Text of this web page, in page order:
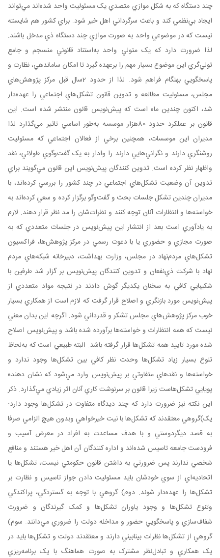
چند دستگاه که به شکل موازي متصدي يک مسئوليت واحد شده‌اند مي‌تواند
ايجاد بي‌نظمي کند و باعث سرگرداني اهل خير شود. براي کشور هم شايسته
نيست که در موضوعي واحد به صورت موازي چند دستگاه ذي مدخل باشند.
لذا ضرورت دارد که يک متولي واحد به‌استناد قانوني منسجم و جامع
تولي‌گري اين موضوع بسيار مهم را برعهده گيرد تا امکان ساماندهي، نظارت و
پاسخگويي بهنگام فراهم شود. لذا از حدود 2سال قبل مرکز پژوهش‌هاي
مجلس، مسئوليت مطالعه و تدوين قانون تشکل‌هاي اجتماعي را عهده‌دار
شد، اکنون چندين ماه است که پيش‌نويس قانون منتشر شده است. اين
قانون بر عملکرد حدود 80هزار موسسه به‌طور اساسي تاثير مي‌گذارد لذا
مديران اين موسسات، همچنين برخي از فعالان اجتماعي که مسئوليت
روشنگري دارند و نگراني‌هايي دارند را وادار به يک گفت‌وگوي طولاني، نقد
واظهار نظر کرده است. تدوين کنندگان پيش‌نويس اين قانون مي‌گويند براي
تدوين آن وضعيت تشکل‌هاي اجتماعي در چند کشور را بررسي کرده‌اند، با
مديران چندين تشکل جلسات بحث و گفت‌وگو برگزار کرده و سعي کرده‌اند به
خواسته‌ها و انتظارات آنان توجه کنند و نظرات‌شان را مد نظر قرار دهند. لازم
به يادآوري است بعد از انتشار اين پيش‌نويس در جلسات متعددي که به
صورت مجازي و حضوري يا با دعوت رسمي در مرکز پژوهش‌ها، فراکسيون
تشکل‌هاي مردم‌نهاد در مجلس، وزارت بهداشت، دبيرخانه شبکه‌هاي مردم
نهاد با شرکت ذي‌نفعان و تدوين کنندگان پيش‌نويس بر گزار شد طرفين با
شکيبايي کافي به سخنان يکديگر گوش دادند در نتيجه مواد متعددي از
پيش‌نويس مورد بازنگري و ا‌صلاح قرار گرفت که لازم است از همکاري بسيار
خوب مرکز پژوهش‌هاي مجلس تشکر و قدرداني شود. اگرچه اين بدان معني
نيست که همه انتظارات و خواسته‌ها برآورده شده باشد و پيش‌نويس اصلاح
شده مورد تاييد همه تشکل‌ها قرار گرفته باشد. البته طبيعي است که به‌لحاظ
تنوع بسيار زياد تشکل‌ها وحدت نظر کافي بين تشکل‌ها وجود ندارد و
خواسته‌ها و نقدهاي متفاوتي بر ‌پيش‌نويس وارد مي‌شود که نشان دهنده
پويايي تشکل‌هاست زيرا قانون بر سرنوشت کاري آنان اثر زيادي مي‌گذارد. ذکر
اين نکته نيز ضرورت دارد که چند ديدگاه متفاوت در تشکل‌ها وجود دارد:
يک)گروهي معتقدند که تشکل‌ها با نيت خيرخواهي وبدون هيچ الزامي صرفا
به قصد ديگردوستي و با هدف مساعدت به افراد در معرض آسيب و
فرودست جامعه تاسيس شده‌اند و اداره کنندگان آن اهل خير هستند و منافع
شخصي ندارند پس ضرورتي به داشتن قانون حکومتي نيست، تشکل‌ها يا
اتحاديه‌اي از سوي خودشان بايد مسئوليت دادن جواز تاسيس و نظارت بر
تشکل‌ها را عهده‌دار شوند. دوم) گروهي با توجه به گستردگي، پراکندگي
وتنوع تشکل‌ها و وجود ياوران تشکل‌ها و کمک گيرندگان و ضرورت
شفاف‌سازي و پاسخگويي حضور و مداخله دولت را ضروري مي‌دانند. سوم)
گروهي از تشکل‌ها نظرات بينابيني دارند و معتقدند دولت و تشکل‌ها بايد در
يک همکاري و تبادل‌نظر مشترک به صورت هماهنگ با يک برنامه‌ريزي